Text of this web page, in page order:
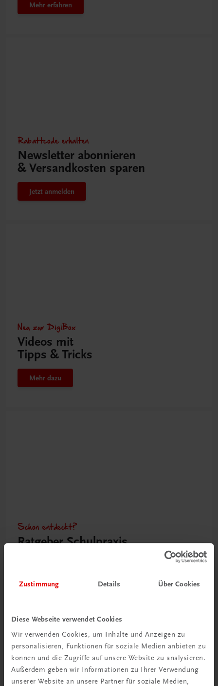
Zustimmung Details Über Cookies
Diese Webseite verwendet Cookies
Wir verwenden Cookies, um Inhalte und Anzeigen zu
personalisieren, Funktionen für soziale Medien anbieten zu
können und die Zugriffe auf unsere Website zu analysieren.
Außerdem geben wir Informationen zu Ihrer Verwendung
unserer Website an unsere Partner für soziale Medien,
Mehr erfahren
Rabattcode erhalten
Newsletter abonnieren
& Versandkosten sparen
Jetzt anmelden
Neu zur DigiBox
Videos mit
Tipps & Tricks
Mehr dazu
Schon entdeckt?
Ratgeber Schulpraxis